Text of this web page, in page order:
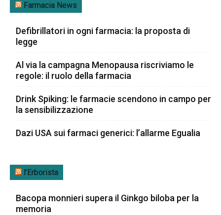
Farmacia News
Defibrillatori in ogni farmacia: la proposta di
legge
Al via la campagna Menopausa riscriviamo le
regole: il ruolo della farmacia
Drink Spiking: le farmacie scendono in campo per
la sensibilizzazione
Dazi USA sui farmaci generici: l’allarme Egualia
l’Erborista
Bacopa monnieri supera il Ginkgo biloba per la
memoria